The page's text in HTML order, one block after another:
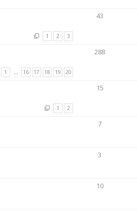
1 2 3
43
1 … 16 17 18 19 20
288
1 2
15
7
3
10